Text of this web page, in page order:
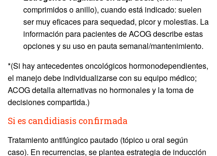
comprimidos o anillo), cuando está indicado: suelen
ser muy eficaces para sequedad, picor y molestias. La
información para pacientes de ACOG describe estas
opciones y su uso en pauta semanal/mantenimiento.
*(Si hay antecedentes oncológicos hormonodependientes,
el manejo debe individualizarse con su equipo médico;
ACOG detalla alternativas no hormonales y la toma de
decisiones compartida.)
Si es candidiasis confirmada
Tratamiento antifúngico pautado (tópico u oral según
caso). En recurrencias, se plantea estrategia de inducción